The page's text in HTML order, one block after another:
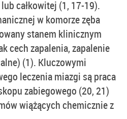
całkowitej (1, 17-19).
w komorze zęba
stanem klinicznym
cech zapalenia, zapalenie
(1). Kluczowymi
leczenia miazgi są praca
zabiegowego (20, 21)
wiążących chemicznie z